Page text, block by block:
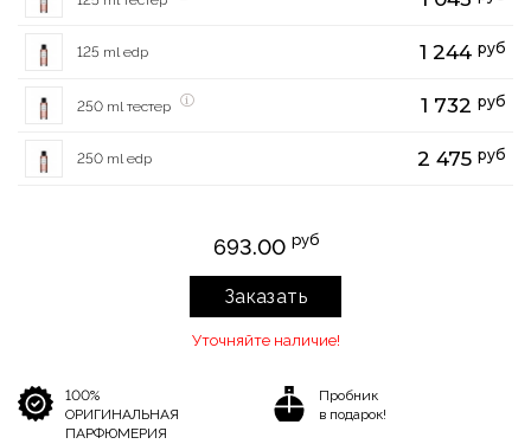
125 ml edp 1 244 руб
250 ml тестер 1 732 руб
250 ml edp 2 475 руб
693.00 руб
Заказать
Уточняйте наличие!
100%
ОРИГИНАЛЬНАЯ
ПАРФЮМЕРИЯ
Пробник
в подарок!